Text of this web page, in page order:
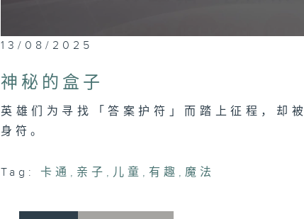
13/08/2025
神秘的盒子
英雄们为寻找「答案护符」而踏上征程，却
身符。
Tag: 卡通 , 亲子 , 儿童 , 有趣 , 魔法